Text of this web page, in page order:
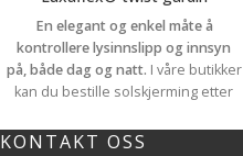
En elegant og enkel måte å
kontrollere lysinnslipp og innsyn
på, både dag og natt. I våre butikker
kan du bestille solskjerming etter
solskjerming til de aller fleste
KONTAKT OSS